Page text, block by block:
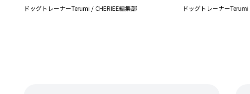
ドッグトレーナーTerumi /CHERIEE編集部 ドッグトレーナーTerumi